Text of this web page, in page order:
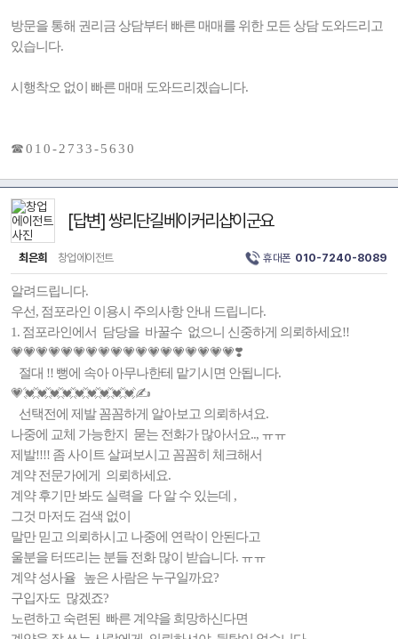
방문을 통해 권리금 상담부터 빠른 매매를 위한 모든 상담 도와드리고
있습니다.
시행착오 없이 빠른 매매 도와드리겠습니다.
☎ 0 1 0 - 2 7 3 3 - 5 6 3 0
[답변] 쌍리단길베이커리샵이군요
최은희 창업에이전트 휴대폰 010-7240-8089
알려드립니다.
우선, 점포라인 이용시 주의사항 안내 드립니다.
1. 점포라인에서 담당을 바꿀수 없으니 신중하게 의뢰하세요!!
💗💗💗💗💗💗💗💗💗💗💗💗💗💗💗💗💗💗❣️
절대 !! 뻥에 속아 아무나한테 맡기시면 안됩니다.
💗💓💓💓💓💓💓💓💓💓✍️
선택전에 제발 꼼꼼하게 알아보고 의뢰하셔요.
나중에 교체 가능한지 묻는 전화가 많아서요.., ㅠㅠ
제발!!!! 좀 사이트 살펴보시고 꼼꼼히 체크해서
계약 전문가에게 의뢰하세요.
계약 후기만 봐도 실력을 다 알 수 있는데 ,
그것 마저도 검색 없이
말만 믿고 의뢰하시고 나중에 연락이 안된다고
울분을 터뜨리는 분들 전화 많이 받습니다. ㅠㅠ
계약 성사율 높은 사람은 누구일까요?
구입자도 많겠죠?
노련하고 숙련된 빠른 계약을 희망하신다면